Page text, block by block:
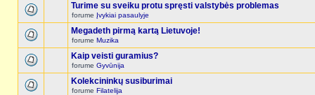
Turime su sveiku protu spręsti valstybės problemas
forume Įvykiai pasaulyje
Megadeth pirmą kartą Lietuvoje!
forume Muzika
Kaip veisti guramius?
forume Gyvūnija
Kolekcininkų susiburimai
forume Filatelija